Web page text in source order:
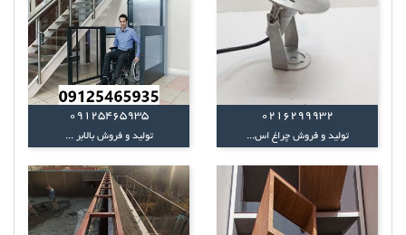
0216299932
تولید و فروش چراغ اس...
09125465935
تولید و فروش بالابر ...